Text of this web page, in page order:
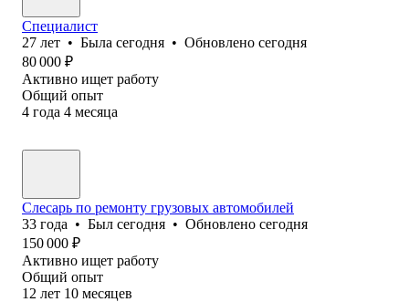
Специалист
27 лет • Была сегодня • Обновлено сегодня
80 000 ₽
Активно ищет работу
Общий опыт
4 года 4 месяца
Слесарь по ремонту грузовых автомобилей
33 года • Был сегодня • Обновлено сегодня
150 000 ₽
Активно ищет работу
Общий опыт
12 лет 10 месяцев